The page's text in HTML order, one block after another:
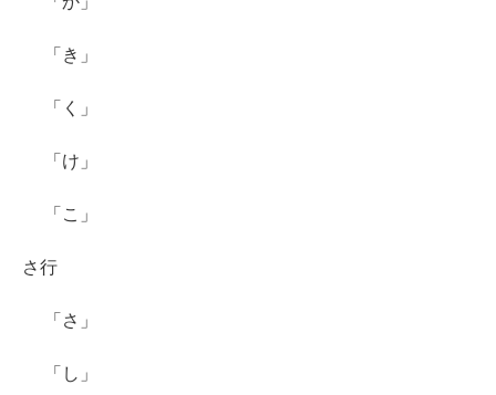
「き」
「く」
「け」
「こ」
さ行
「さ」
「し」